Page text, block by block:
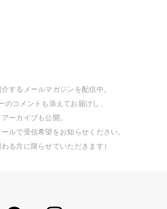
するメールマガジンを配信中。
のコメントも添えてお届けし、
アーカイブも公開。
ルで受信希望をお知らせください。
わる方に限らせていただきます）